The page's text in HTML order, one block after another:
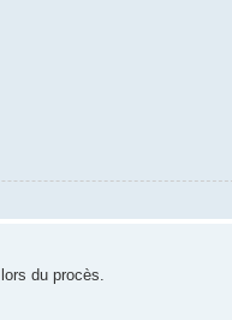
du procès.